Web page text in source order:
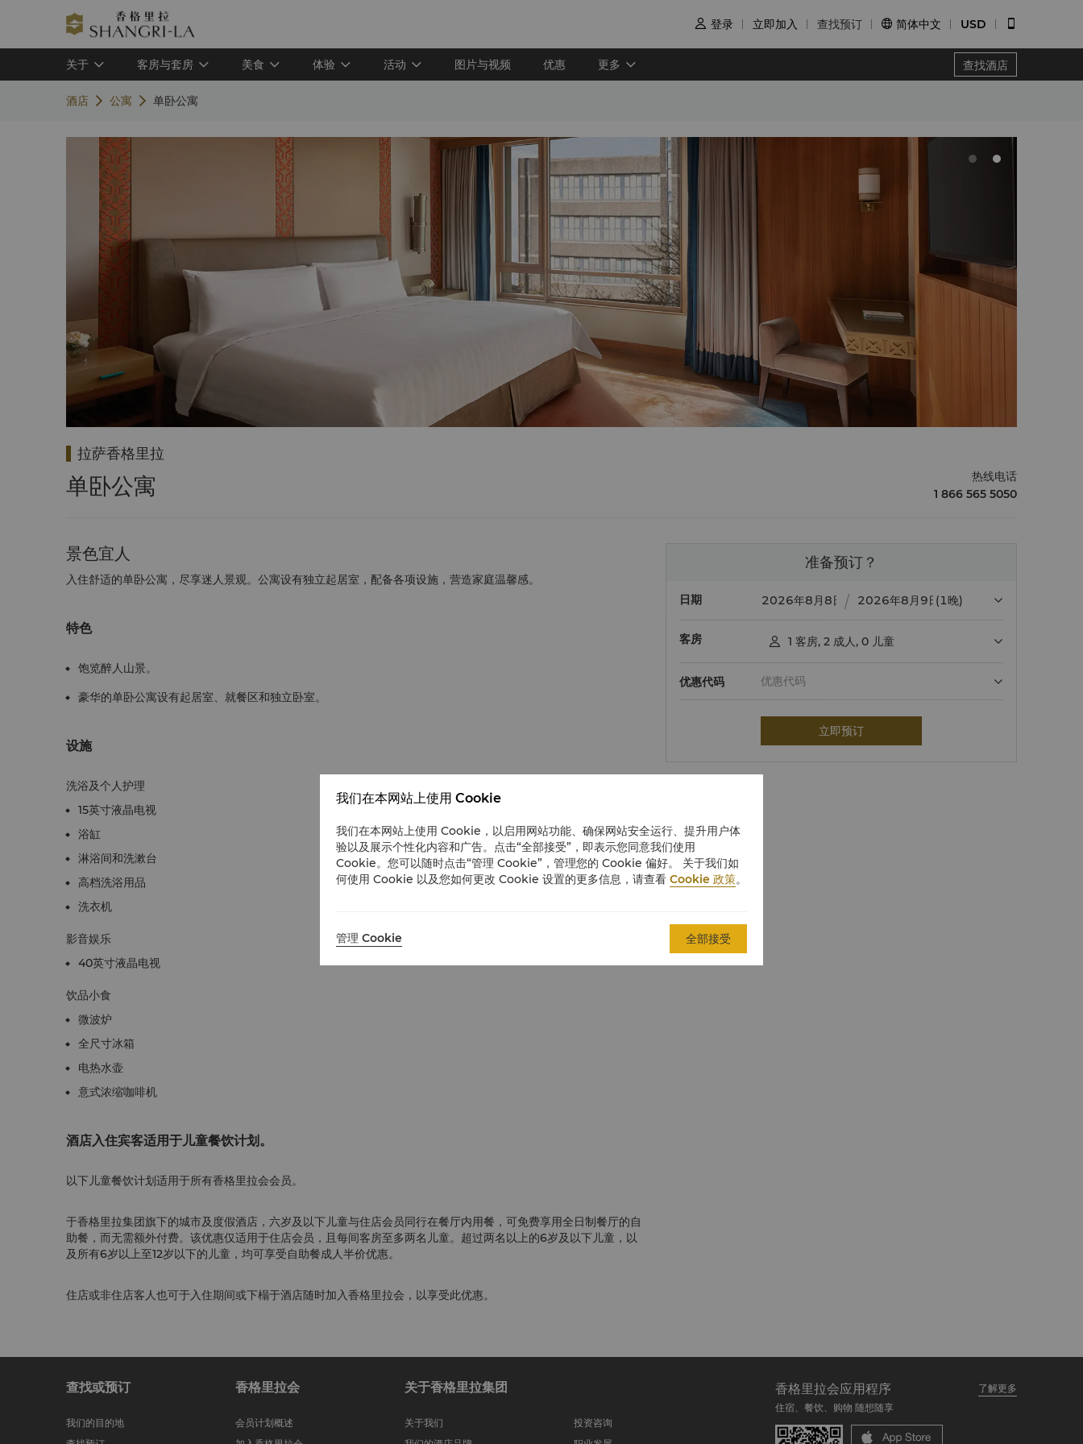
 登录 立即加入 查找预订  简体中文 USD
关于 客房与套房 美食 体验 活动 图片与视频 优惠 更多 查找酒店
酒店 公寓 单卧公寓
拉萨香格里拉
单卧公寓
热线电话
1 866 565 5050
景色宜人
入住舒适的单卧公寓，尽享迷人景观。公寓设有独立起居室，配备各项设施，营造家庭温馨感。
特色
饱览醉人山景。
豪华的单卧公寓设有起居室、就餐区和独立卧室。
设施
洗浴及个人护理
15英寸液晶电视
浴缸
淋浴间和洗漱台
高档洗浴用品
洗衣机
影音娱乐
40英寸液晶电视
饮品小食
微波炉
全尺寸冰箱
电热水壶
意式浓缩咖啡机
酒店入住宾客适用于儿童餐饮计划。
以下儿童餐饮计划适用于所有香格里拉会会员。
于香格里拉集团旗下的城市及度假酒店，六岁及以下儿童与住店会员同行在餐厅内用餐，可免费享用全日制餐厅的自
助餐，而无需额外付费。该优惠仅适用于住店会员，且每间客房至多两名儿童。超过两名以上的6岁及以下儿童，以
及所有6岁以上至12岁以下的儿童，均可享受自助餐成人半价优惠。
住店或非住店客人也可于入住期间或下榻于酒店随时加入香格里拉会，以享受此优惠。
准备预订？
日期 (1晚)
客房  1 客房, 2 成人 , 0 儿童
优惠代码
立即预订
查找或预订
我们的目的地
香格里拉会
会员计划概述
关于香格里拉集团
关于我们
投资咨询
香格里拉会应用程序
了解更多
住宿、餐饮、购物 随想随享
我们在本网站上使用 Cookie
我们在本网站上使用 Cookie，以启用网站功能、确保网站安全运行、提升用户体
验以及展示个性化内容和广告。点击“全部接受”，即表示您同意我们使用
Cookie。您可以随时点击“管理 Cookie”，管理您的 Cookie 偏好。 关于我们如
何使用 Cookie 以及您如何更改 Cookie 设置的更多信息，请查看 Cookie 政策。
管理 Cookie 全部接受